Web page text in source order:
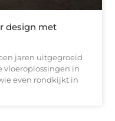
design met
jaren uitgegroeid
vloeroplossingen in
even rondkijkt in